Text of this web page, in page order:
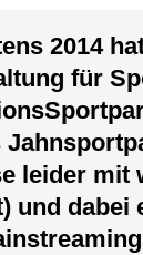
2014
für
leider mit
und dabei